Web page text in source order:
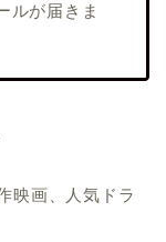
ルが届きま
映画、人気ドラ